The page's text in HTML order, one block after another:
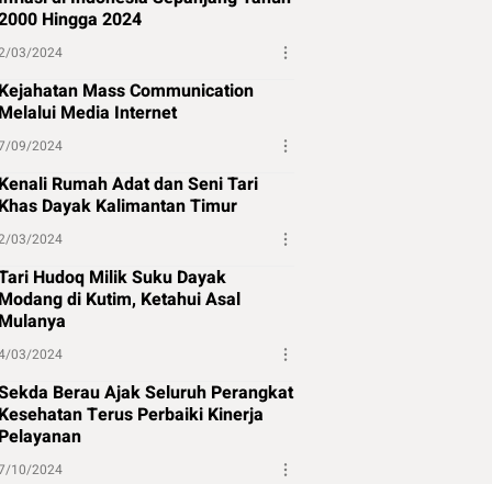
Hingga 2024
03/2024
Kejahatan Mass Communication
Melalui Media Internet
09/2024
Kenali Rumah Adat dan Seni Tari
Khas Dayak Kalimantan Timur
03/2024
Hudoq Milik Suku Dayak
Modang di Kutim, Ketahui Asal
Mulanya
03/2024
Berau Ajak Seluruh Perangkat
Kesehatan Terus Perbaiki Kinerja
Pelayanan
10/2024